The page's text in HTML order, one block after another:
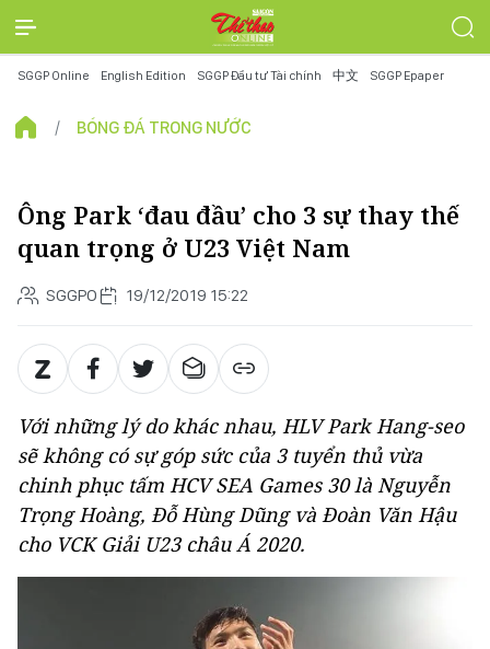
SGGP Online English Edition SGGP Đầu tư Tài chính 中文 SGGP Epaper
BÓNG ĐÁ TRONG NƯỚC
Ông Park ‘đau đầu’ cho 3 sự thay thế
quan trọng ở U23 Việt Nam
SGGPO 19/12/2019 15:22
Với những lý do khác nhau, HLV Park Hang-seo
sẽ không có sự góp sức của 3 tuyển thủ vừa
chinh phục tấm HCV SEA Games 30 là Nguyễn
Trọng Hoàng, Đỗ Hùng Dũng và Đoàn Văn Hậu
cho VCK Giải U23 châu Á 2020.